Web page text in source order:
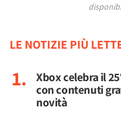
LE NOTIZIE PIÙ
Xbox celebra il
con contenuti
novità